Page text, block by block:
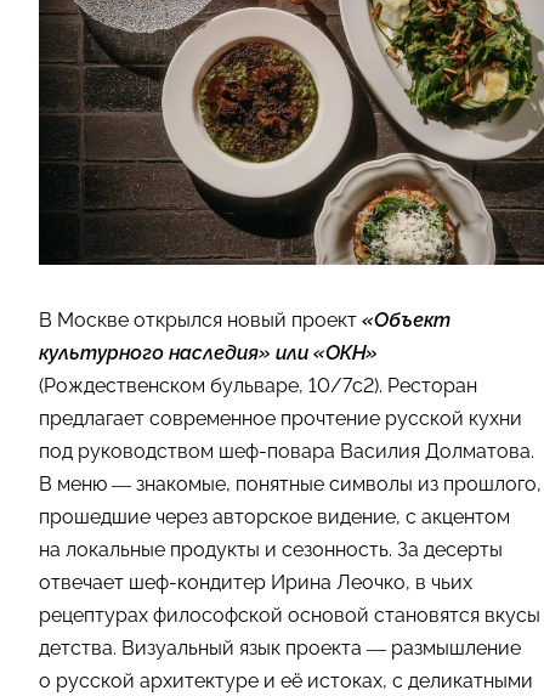
В Москве открылся новый проект «Объект
культурного наследия» или «ОКН»
(Рождественском бульваре, 10/7с2). Ресторан
предлагает современное прочтение русской кухни
под руководством шеф-повара Василия Долматова.
В меню — знакомые, понятные символы из прошлого,
прошедшие через авторское видение, с акцентом
на локальные продукты и сезонность. За десерты
отвечает шеф-кондитер Ирина Леочко, в чьих
рецептурах философской основой становятся вкусы
детства. Визуальный язык проекта — размышление
о русской архитектуре и её истоках, с деликатными